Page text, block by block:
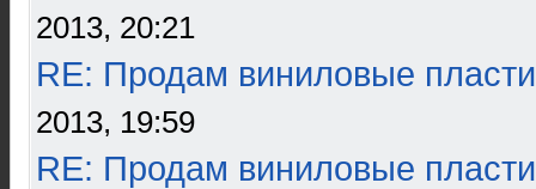
2013, 20:21
RE: Продам виниловые
2013, 19:59
RE: Продам виниловые